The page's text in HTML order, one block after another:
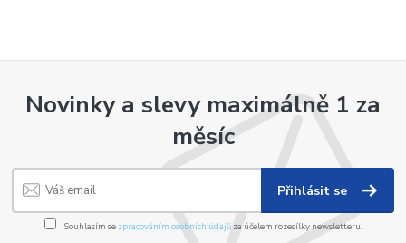
Novinky a slevy maximálně 1 za
měsíc
Přihlásit se
Souhlasím se zpracováním osobních údajůza účelem rozesílky newsletteru.